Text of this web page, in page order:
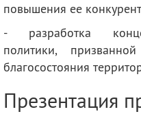
повышения ее
- разработка
политики,
благосостояния
Презентация